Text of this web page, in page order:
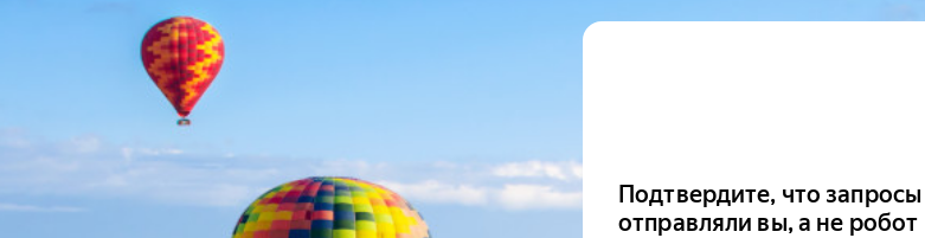
Подтвердите, что запросы
отправляли вы, а не робот